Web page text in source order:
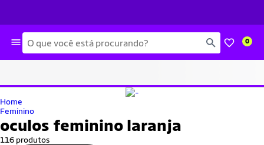
Busca 0
Home
Feminino
oculos feminino laranja
116 produtos